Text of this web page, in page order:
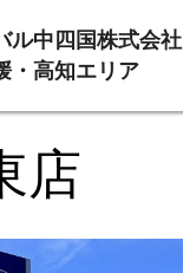
ル中四国株式会社
・高知エリア
店